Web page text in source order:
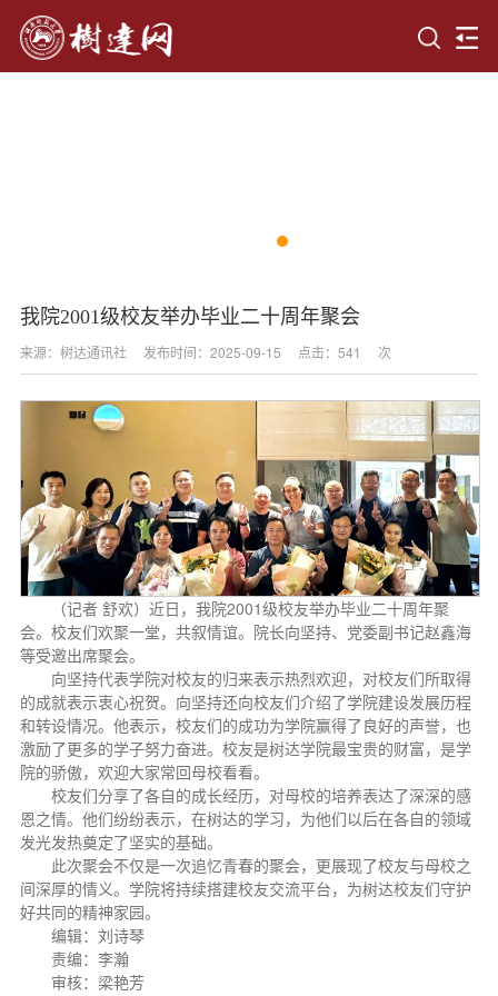
我院2001级校友举办毕业二十周年聚会
来源：树达通讯社 发布时间：2025-09-15 点击： 541 次
（记者 舒欢）近日，我院2001级校友举办毕业二十周年聚
会。校友们欢聚一堂，共叙情谊。院长向坚持、党委副书记赵鑫海
等受邀出席聚会。
向坚持代表学院对校友的归来表示热烈欢迎，对校友们所取得
的成就表示衷心祝贺。向坚持还向校友们介绍了学院建设发展历程
和转设情况。他表示，校友们的成功为学院赢得了良好的声誉，也
激励了更多的学子努力奋进。校友是树达学院最宝贵的财富，是学
院的骄傲，欢迎大家常回母校看看。
校友们分享了各自的成长经历，对母校的培养表达了深深的感
恩之情。他们纷纷表示，在树达的学习，为他们以后在各自的领域
发光发热奠定了坚实的基础。
此次聚会不仅是一次追忆青春的聚会，更展现了校友与母校之
间深厚的情义。学院将持续搭建校友交流平台，为树达校友们守护
好共同的精神家园。
编辑：刘诗琴
责编：李瀚
审核：梁艳芳